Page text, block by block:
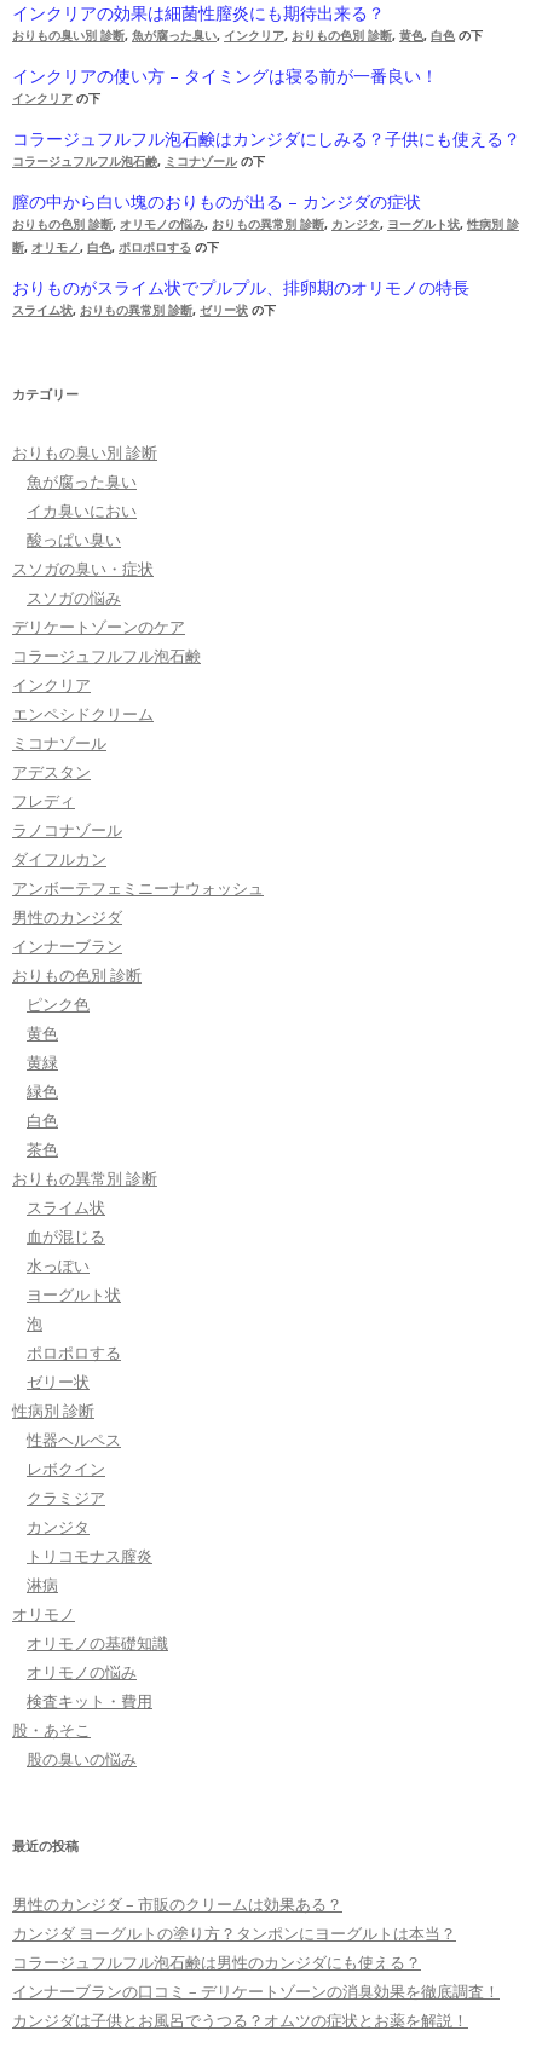
インクリアの効果は細菌性膣炎にも期待出来る？
おりもの臭い別 診断, 魚が腐った臭い, インクリア, おりもの色別 診断, 黄色, 白色 の下
インクリアの使い方 – タイミングは寝る前が一番良い！
インクリア の下
コラージュフルフル泡石鹸はカンジダにしみる？子供にも使える？
コラージュフルフル泡石鹸, ミコナゾールの下
膣の中から白い塊のおりものが出る – カンジダの症状
おりもの色別 診断, オリモノの悩み, おりもの異常別 診断, カンジタ, ヨーグルト状, 性病別 診
断, オリモノ, 白色, ポロポロする の下
おりものがスライム状でプルプル、排卵期のオリモノの特長
スライム状, おりもの異常別 診断, ゼリー状 の下
カテゴリー
おりもの臭い別 診断
魚が腐った臭い
イカ臭いにおい
酸っぱい臭い
スソガの臭い・症状
スソガの悩み
デリケートゾーンのケア
コラージュフルフル泡石鹸
インクリア
エンペシドクリーム
ミコナゾール
アデスタン
フレディ
ラノコナゾール
ダイフルカン
アンボーテフェミニーナウォッシュ
男性のカンジダ
インナーブラン
おりもの色別 診断
ピンク色
黄色
黄緑
緑色
白色
茶色
おりもの異常別 診断
スライム状
血が混じる
水っぽい
ヨーグルト状
泡
ポロポロする
ゼリー状
性病別 診断
性器ヘルペス
レボクイン
クラミジア
カンジタ
トリコモナス膣炎
淋病
オリモノ
オリモノの基礎知識
オリモノの悩み
検査キット・費用
股・あそこ
股の臭いの悩み
最近の投稿
男性のカンジダ – 市販のクリームは効果ある？
カンジダ ヨーグルトの塗り方？タンポンにヨーグルトは本当？
コラージュフルフル泡石鹸は男性のカンジダにも使える？
インナーブランの口コミ – デリケートゾーンの消臭効果を徹底調査！
カンジダは子供とお風呂でうつる？オムツの症状とお薬を解説！